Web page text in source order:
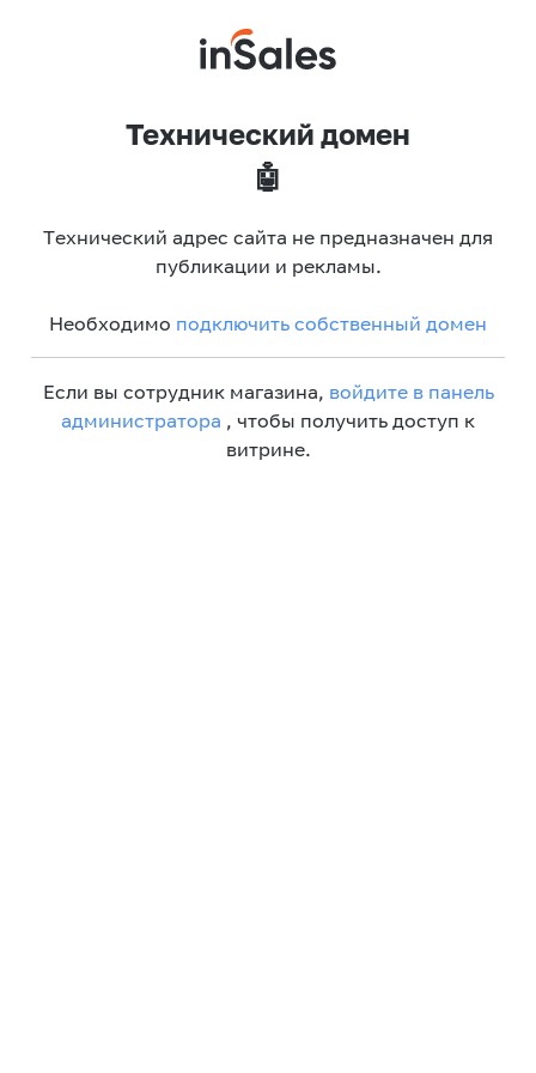
Технический домен
🤖
Технический адрес сайта не предназначен для
публикации и рекламы.
Необходимо подключить собственный домен
Если вы сотрудник магазина, войдите в панель
администратора , чтобы получить доступ к
витрине.